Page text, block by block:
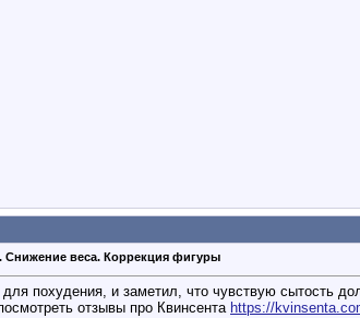
веса. Коррекция фигуры
похудения, и заметил, что чувствую сытость
отзывы про Квинсента https://